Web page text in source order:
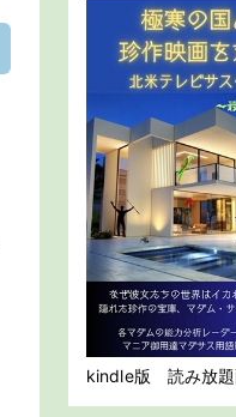
kindle版 読み放題